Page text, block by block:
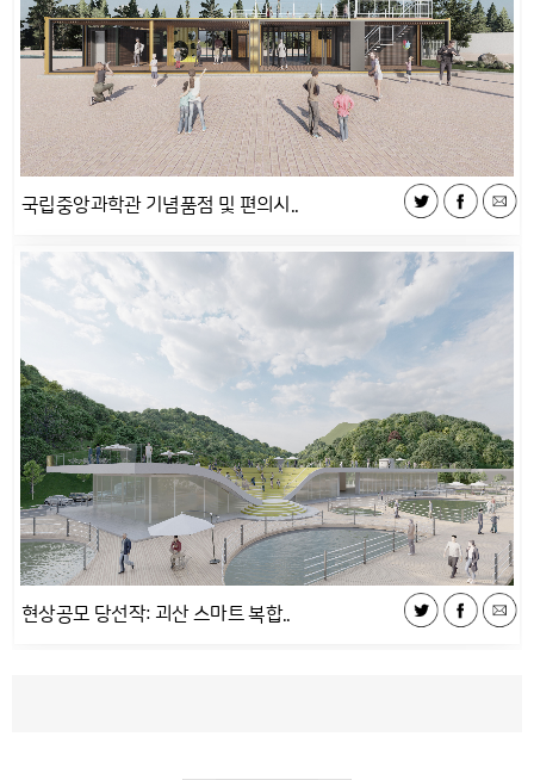
국립중앙과학관 기념품점 및 편의시..
현상공모 당선작: 괴산 스마트 복합..